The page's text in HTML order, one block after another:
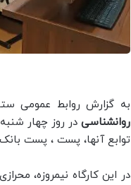
به گزارش روابط عمومی
روانشناسی در روز چهار
توابع آنها، پست ، پست
در این کارگاه نیمروزه،